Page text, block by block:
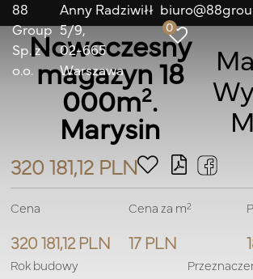
88
Group
Sp. z
o.o.
Anny Radziwiłł
5/9
02-665
Warszawa
0
Nowoczesny
magazyn 18
000m2.
Marysin
320 181,12 PLN
Cena
320 181,12 PLN
Cena za m2
17 PLN
Rok budowy